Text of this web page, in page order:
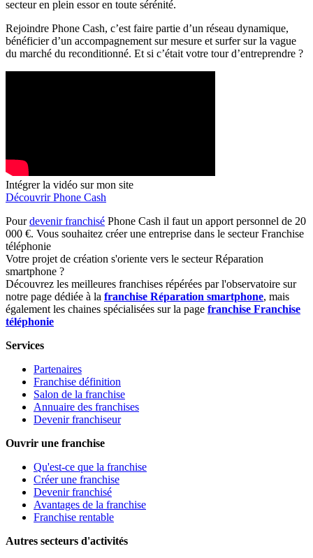
secteur en plein essor en toute sérénité.
Rejoindre Phone Cash, c’est faire partie d’un réseau dynamique,
bénéficier d’un accompagnement sur mesure et surfer sur la vague
du marché du reconditionné. Et si c’était votre tour d’entreprendre ?
Intégrer la vidéo sur mon site
Découvrir Phone Cash
Pourdevenir franchisé Phone Cash il faut un apport personnel de 20
000 €. Vous souhaitez créer une entreprise dans le secteur Franchise
téléphonie
Votre projet de création s'oriente vers le secteur Réparation
smartphone ?
Découvrez les meilleures franchises répérées par l'observatoire sur
notre page dédiée à la franchise Réparation smartphone, mais
également les chaines spécialisées sur la page franchise Franchise
téléphonie
Services
Partenaires
Franchise définition
Salon de la franchise
Annuaire des franchises
Devenir franchiseur
Ouvrir une franchise
Qu'est-ce que la franchise
Créer une franchise
Devenir franchisé
Avantages de la franchise
Franchise rentable
Autres secteurs d'activités